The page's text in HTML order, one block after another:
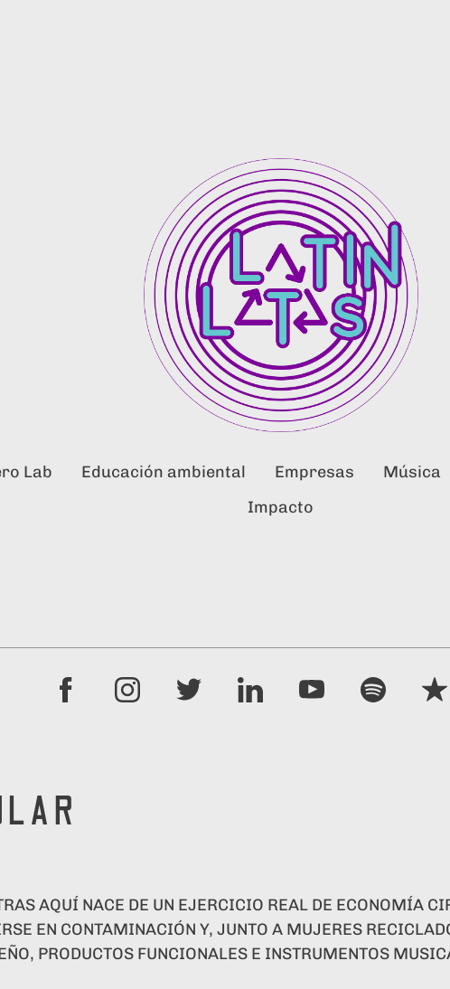
Lab Educación ambiental Empresas Música
Impacto
AQUÍ NACE DE UN EJERCICIO REAL DE ECONOMÍA
EN CONTAMINACIÓN Y, JUNTO A MUJERES
PRODUCTOS FUNCIONALES E INSTRUMENTOS